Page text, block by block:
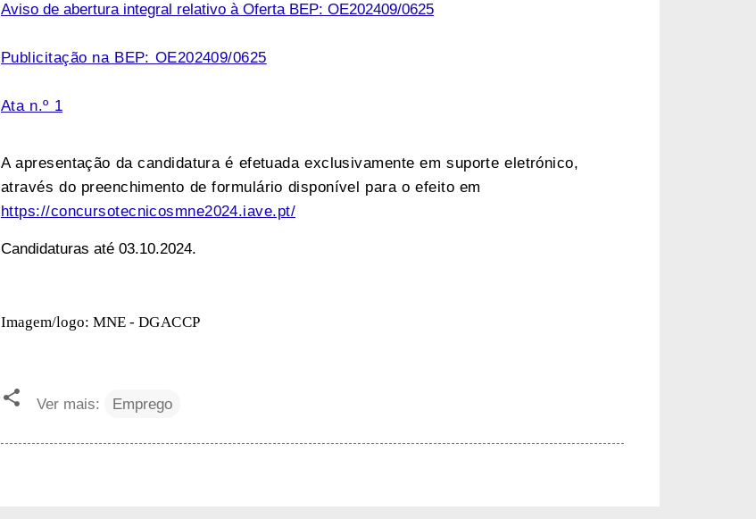
Aviso de abertura integral relativo à Oferta BEP: OE202409/0625
Publicitação na BEP: OE202409/0625
Ata n.º 1
A apresentação da candidatura é efetuada exclusivamente em suporte eletrónico,
através do preenchimento de formulário disponível para o efeito em
https://concursotecnicosmne2024.iave.pt/
Candidaturas até 03.10.2024.
Imagem/logo: MNE - DGACCP
Ver mais: Emprego